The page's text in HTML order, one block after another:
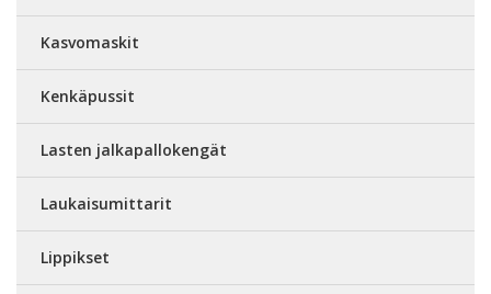
Kasvomaskit
Kenkäpussit
Lasten jalkapallokengät
Laukaisumittarit
Lippikset